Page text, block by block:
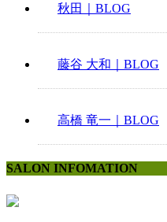
秋田｜BLOG
藤谷 大和｜BLOG
高橋 竜一｜BLOG
SALON INFOMATION